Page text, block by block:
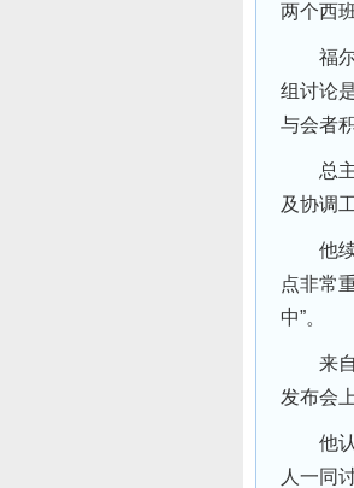
两个西
福尔特
组讨论
与会者
总主
及协调
他续
点非常
中”。
来自
发布会
他认
人一同